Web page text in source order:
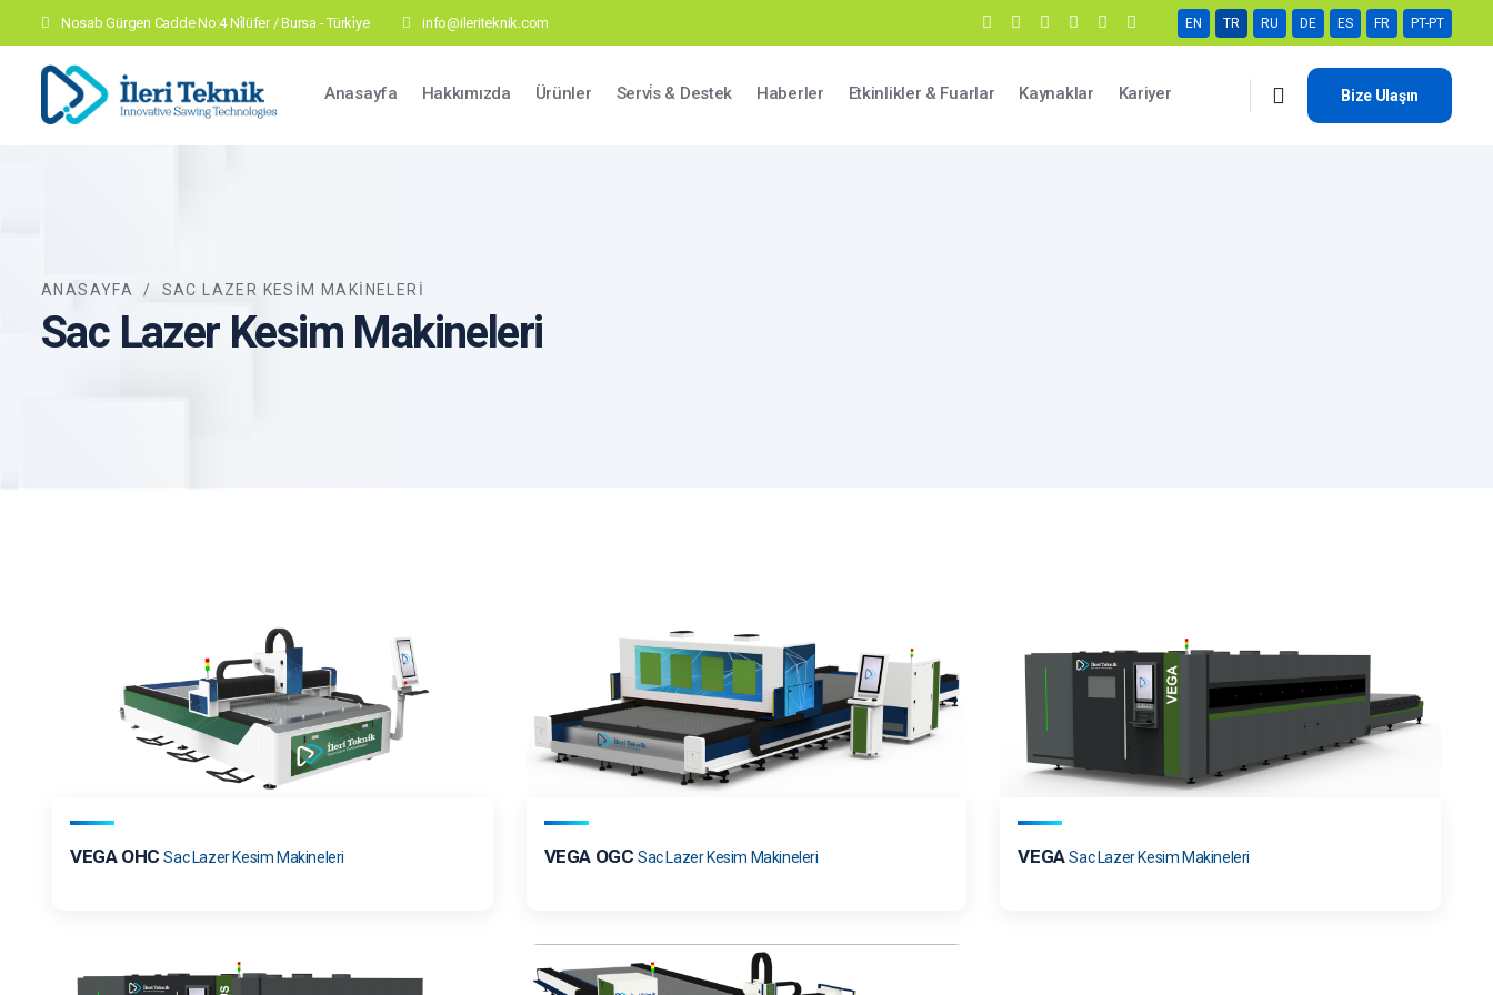
Nosab Gürgen Cadde No:4 Ni̇lüfer / Bursa - Türki̇ye info@ileriteknik.com EN TR RU DE ES FR PT-PT
Anasayfa Hakkımızda Ürünler Servi̇s & Destek Haberler Etkinlikler & Fuarlar Kaynaklar Kariyer Bize Ulaşın
ANASAYFA / SAC LAZER KESIM MAKINELERI
Sac Lazer Kesim Makineleri
VEGA OHCSac Lazer Kesim Makineleri VEGA OGCSac Lazer Kesim Makineleri VEGASac Lazer Kesim Makineleri